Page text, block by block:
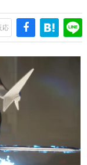
に取材し、ゲームが
与えた影響を探る企
なトピック・タイト
ビューや識者による
る決定版！
ターの青春〜
るマンガ家・田中圭
ガです。
応